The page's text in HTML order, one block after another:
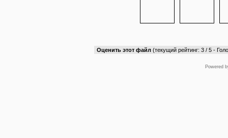
Оценить этот файл (текущий рейтинг: 3 / 5 -
Powered